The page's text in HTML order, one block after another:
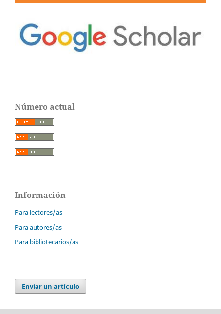
Número actual
Información
Para lectores/as
Para autores/as
Para bibliotecarios/as
Enviar un artículo